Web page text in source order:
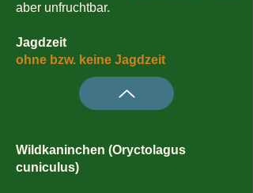
aber unfruchtbar.
Jagdzeit
ohne bzw. keine Jagdzeit
Wildkaninchen (Oryctolagus
cuniculus)